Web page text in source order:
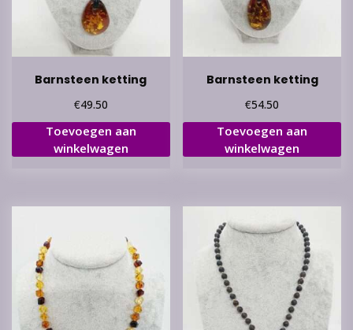
Barnsteen ketting
€49.50
Toevoegen aan
winkelwagen
Barnsteen ketting
€54.50
Toevoegen aan
winkelwagen